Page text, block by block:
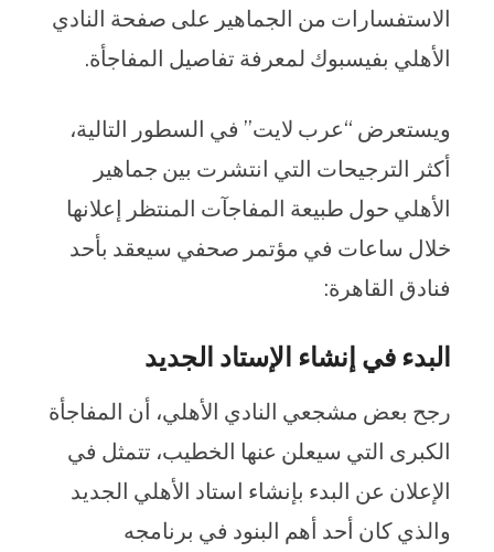
الاستفسارات من الجماهير على صفحة النادي
الأهلي بفيسبوك لمعرفة تفاصيل المفاجأة.
ويستعرض “عرب لايت” في السطور التالية،
أكثر الترجيحات التي انتشرت بين جماهير
الأهلي حول طبيعة المفاجآت المنتظر إعلانها
خلال ساعات في مؤتمر صحفي سيعقد بأحد
فنادق القاهرة:
البدء في إنشاء الإستاد الجديد
رجح بعض مشجعي النادي الأهلي، أن المفاجأة
الكبرى التي سيعلن عنها الخطيب، تتمثل في
الإعلان عن البدء بإنشاء استاد الأهلي الجديد
والذي كان أحد أهم البنود في برنامجه